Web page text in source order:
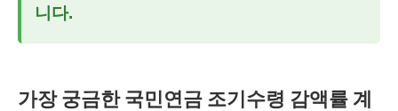
니다.
가장 궁금한 국민연금 조기수령 감액률 계